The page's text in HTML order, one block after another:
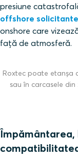
presiune
offshore solicitante
onshore care
față de atmosferă.
Roxtec poate etanșa
sau în carcasele
Împământarea,